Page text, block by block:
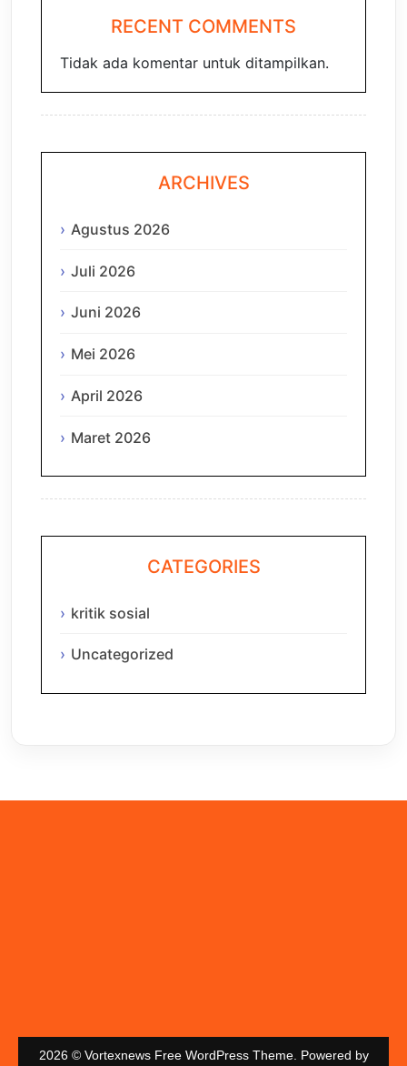
RECENT COMMENTS
Tidak ada komentar untuk ditampilkan.
ARCHIVES
Agustus 2026
Juli 2026
Juni 2026
Mei 2026
April 2026
Maret 2026
CATEGORIES
kritik sosial
Uncategorized
2026 © Vortexnews Free WordPress Theme. Powered by